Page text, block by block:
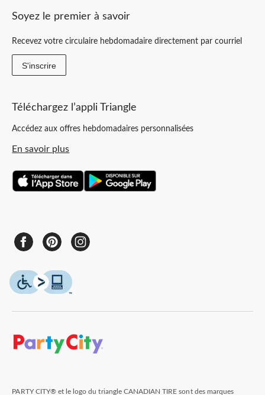
Soyez le premier à savoir
Recevez votre circulaire hebdomadaire directement par courriel
S'inscrire
Téléchargez l’appli Triangle
Accédez aux offres hebdomadaires personnalisées
En savoir plus
PARTY CITY® et le logo du triangle CANADIAN TIRE sont des marques